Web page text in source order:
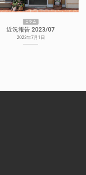
コラム
近況報告 2023/07
2023年7月1日